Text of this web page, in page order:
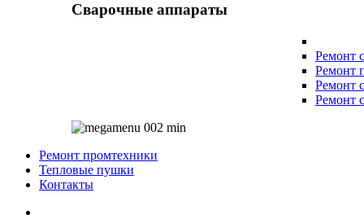
Сварочные аппараты
Ремонт
Ремонт
Ремонт
Ремонт
Ремонт промтехники
Тепловые пушки
Контакты